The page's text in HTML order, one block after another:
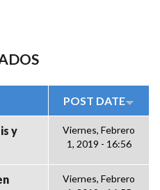
POST DATE
y
Viernes, Febrero
1, 2019 - 16:56
Viernes, Febrero